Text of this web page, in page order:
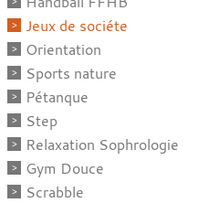
Jeux de sociéte
Orientation
Sports nature
Pétanque
Step
Relaxation Sophrologie
Gym Douce
Scrabble